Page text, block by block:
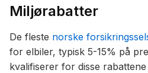
Miljørabatter
De fleste norske
for elbiler, typisk 5-15% på
kvalifiserer for disse